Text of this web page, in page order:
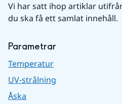
Vi har satt ihop artiklar
du ska få ett samlat innehåll.
Parametrar
Temperatur
UV-strålning
Åska